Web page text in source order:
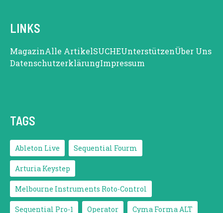
LINKS
MagazinAlle ArtikelSUCHEUnterstützenÜber Uns
DatenschutzerklärungImpressum
TAGS
Ableton Live Sequential Fourm
Arturia Keystep
Melbourne Instruments Roto-Control
Sequential Pro-1 Operator Cyma Forma ALT